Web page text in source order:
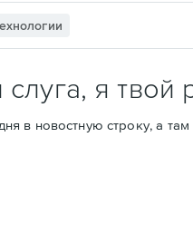
слуга, я твой
в новостную строку, а